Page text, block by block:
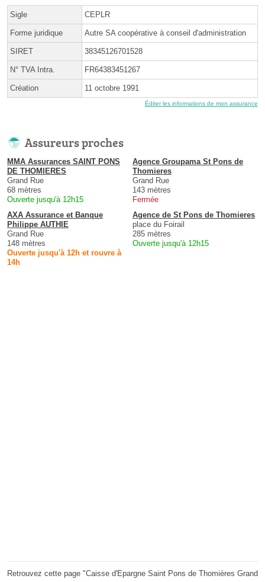
Sigle CEPLR
Forme juridique Autre SA coopérative à conseil d'administration
SIRET 38345126701528
N° TVA Intra. FR64383451267
Création 11 octobre 1991
Éditer les informations de mon assurance
Assureurs proches
MMA Assurances SAINT PONS
DE THOMIERES
Grand Rue
68 mètres
Ouverte jusqu'à 12h15
Agence Groupama St Pons de
Thomieres
Grand Rue
143 mètres
Fermée
AXA Assurance et Banque
Philippe AUTHIE
Grand Rue
148 mètres
Ouverte jusqu'à 12h et rouvre à
14h
Agence de St Pons de Thomieres
place du Foirail
285 mètres
Ouverte jusqu'à 12h15
Retrouvez cette page "Caisse d'Epargne Saint Pons de Thomières Grand